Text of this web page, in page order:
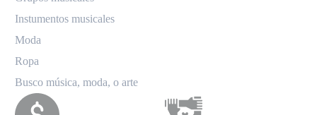
Instumentos musicales
Moda
Ropa
Busco música, moda, o arte